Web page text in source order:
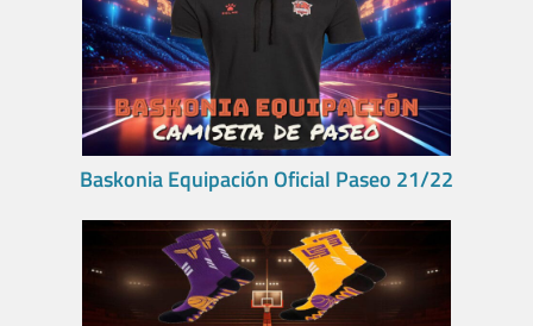
Baskonia Equipación Oficial Paseo 21/22